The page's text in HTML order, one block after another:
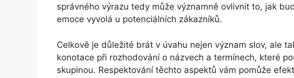
správného výrazu tedy může významně ovlivnit to, jak
emoce vyvolá u potenciálních zákazníků.
Celkově je důležité brát v úvahu nejen význam slov, ale
konotace při rozhodování o názvech a termínech, které
skupinou. Respektování těchto aspektů vám pomůže